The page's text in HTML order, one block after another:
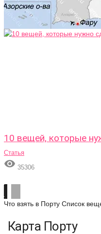
10 вещей, которые
Статья
 35306
Что взять в Порту Список
Карта Порту